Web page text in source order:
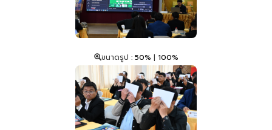
ขนาดรูป : 50% | 100%